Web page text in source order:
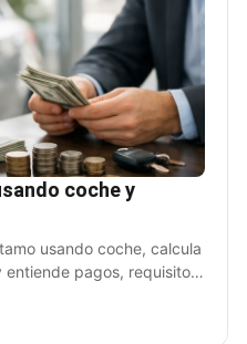
coche y
usando coche, calcula
pagos, requisitos